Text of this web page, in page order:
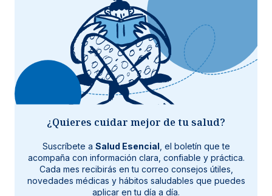
¿Quieres cuidar mejor de tu salud?
Suscríbete a Salud Esencial , el boletín que te
acompaña con información clara, confiable y práctica.
Cada mes recibirás en tu correo consejos útiles,
novedades médicas y hábitos saludables que puedes
aplicar en tu día a día.